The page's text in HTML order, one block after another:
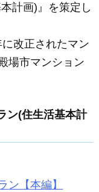
計画)』を策定し
改正されたマン
場市マンション
ン(住生活基本計
ン【本編】